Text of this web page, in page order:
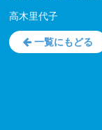
高木里代子
一覧にもどる